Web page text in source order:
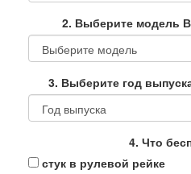
2. Выберите модель
3. Выберите год
4. Что
стук в рулевой рейке